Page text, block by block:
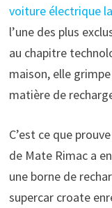
voiture électrique
l’une des plus
au chapitre
maison, elle
matière de
C’est ce que
de Mate Rimac a
une borne de
supercar croate